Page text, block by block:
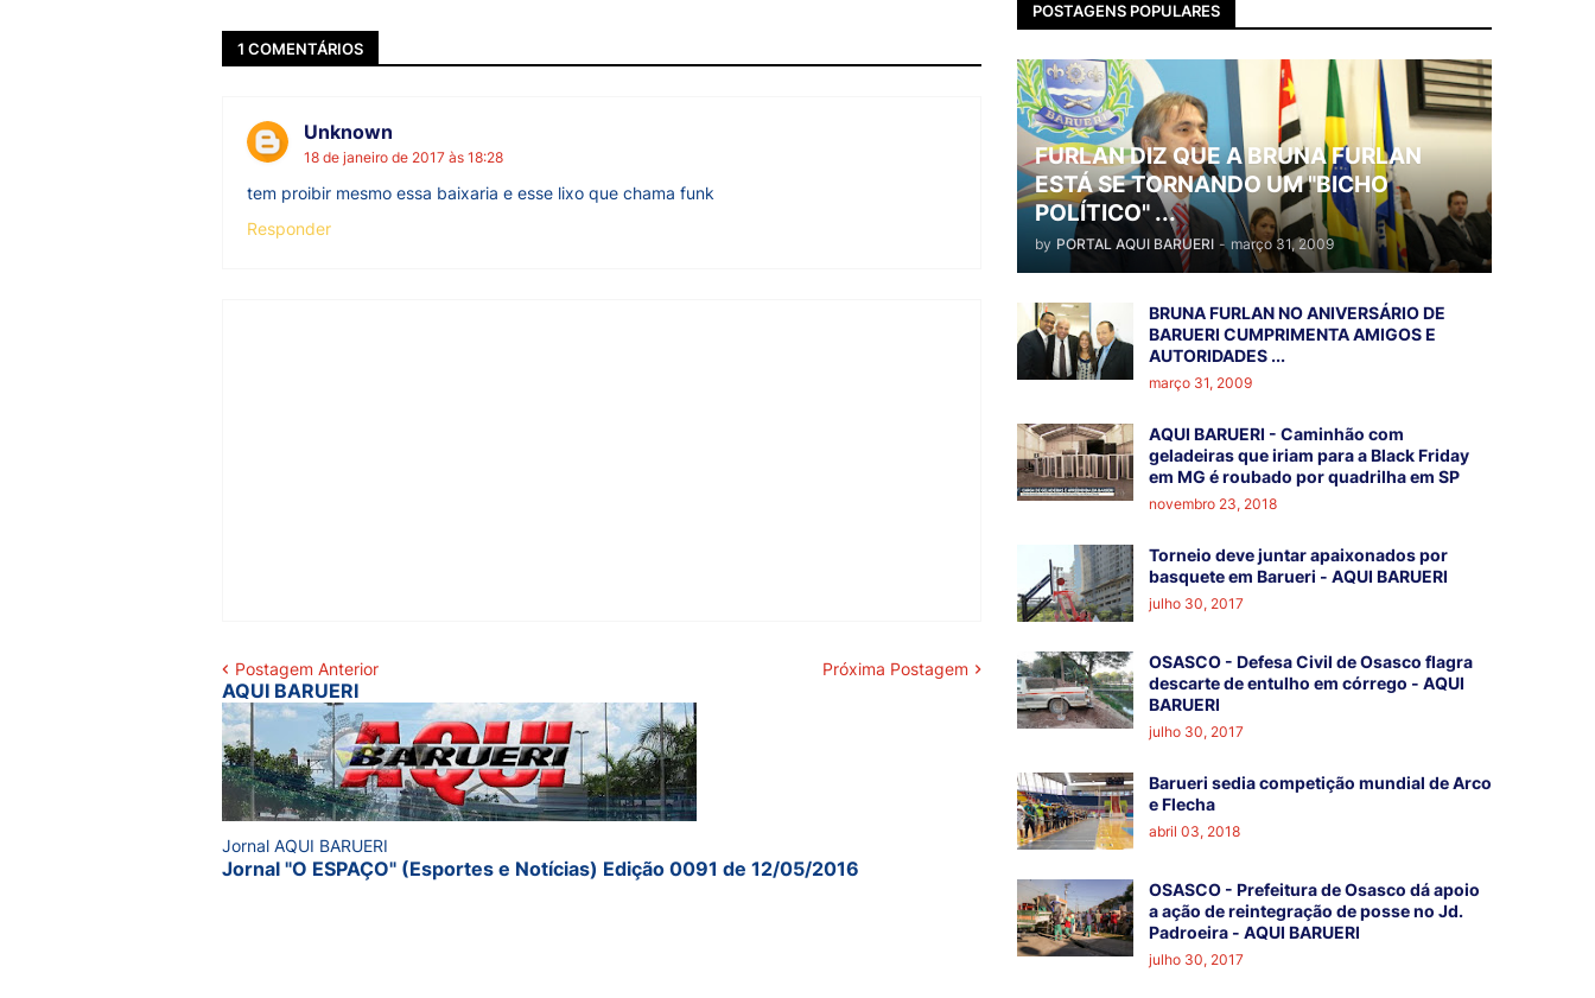
1 COMENTÁRIOS
Unknown
18 de janeiro de 2017 às 18:28
tem proibir mesmo essa baixaria e esse lixo que chama funk
Responder
Postagem Anterior Próxima Postagem
AQUI BARUERI
Jornal AQUI BARUERI
Jornal "O ESPAÇO" (Esportes e Notícias) Edição 0091 de 12/05/2016
POSTAGENS POPULARES
FURLAN DIZ QUE A BRUNA FURLAN
ESTÁ SE TORNANDO UM "BICHO
POLÍTICO" ...
by PORTAL AQUI BARUERI - março 31, 2009
BRUNA FURLAN NO ANIVERSÁRIO DE
BARUERI CUMPRIMENTA AMIGOS E
AUTORIDADES ...
março 31, 2009
AQUI BARUERI - Caminhão com
geladeiras que iriam para a Black Friday
em MG é roubado por quadrilha em SP
novembro 23, 2018
Torneio deve juntar apaixonados por
basquete em Barueri - AQUI BARUERI
julho 30, 2017
OSASCO - Defesa Civil de Osasco flagra
descarte de entulho em córrego - AQUI
BARUERI
julho 30, 2017
Barueri sedia competição mundial de Arco
e Flecha
abril 03, 2018
OSASCO - Prefeitura de Osasco dá apoio
a ação de reintegração de posse no Jd.
Padroeira - AQUI BARUERI
julho 30, 2017